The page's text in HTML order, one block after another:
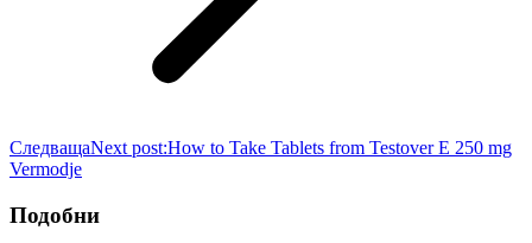
СледващаNext post:How to Take Tablets from Testover E 250 mg
Vermodje
Подобни